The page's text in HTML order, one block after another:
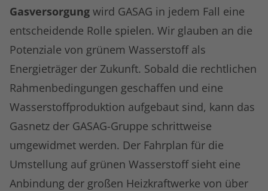
Gasversorgung wird GASAG in jedem Fall eine
entscheidende Rolle spielen. Wir glauben an die
Potenziale von grünem Wasserstoff als
Energieträger der Zukunft. Sobald die rechtlichen
Rahmenbedingungen geschaffen und eine
Wasserstoffproduktion aufgebaut sind, kann das
Gasnetz der GASAG-Gruppe schrittweise
umgewidmet werden. Der Fahrplan für die
Umstellung auf grünen Wasserstoff sieht eine
Anbindung der großen Heizkraftwerke von über